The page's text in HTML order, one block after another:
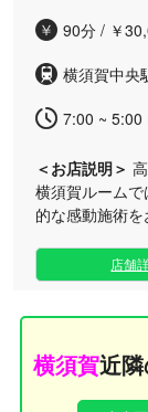
を、横須賀中央
90分 / ￥
横須賀中
7:00 ~ 5:00
＜お店説明＞
横須賀ルーム
的な感動施術
躍されるビジ
れる優雅で洗練
レッシュなど、
スにも便利な横
るおもてなし
店舗
横須賀近